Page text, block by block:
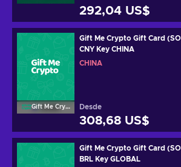
292,04 US$
Gift Me Crypto
Gift Me Crypto Gift Card
CNY Key CHINA
CHINA
Desde
308,68 US$
Gift Me Crypto Gift Card
BRL Key GLOBAL